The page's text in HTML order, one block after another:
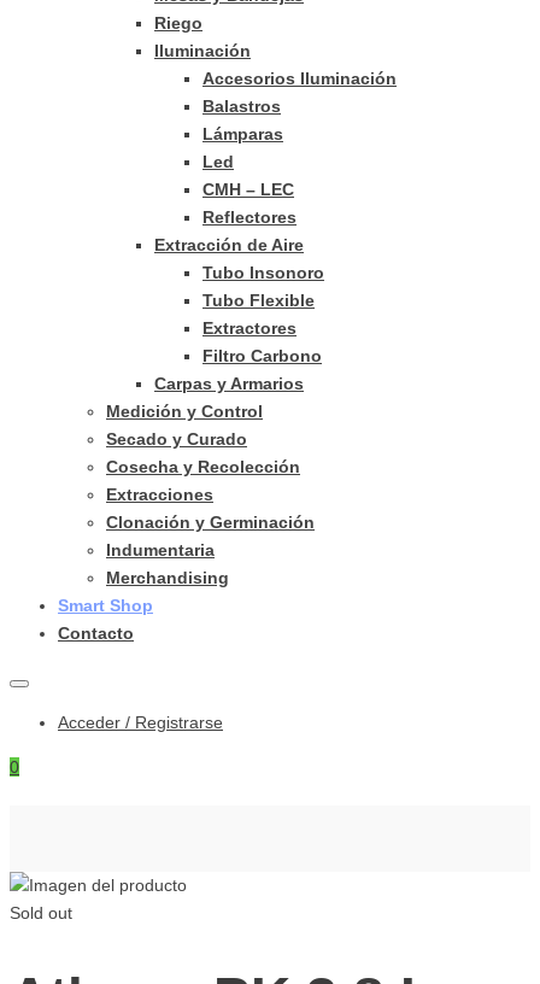
Riego
Iluminación
Accesorios Iluminación
Balastros
Lámparas
Led
CMH – LEC
Reflectores
Extracción de Aire
Tubo Insonoro
Tubo Flexible
Extractores
Filtro Carbono
Carpas y Armarios
Medición y Control
Secado y Curado
Cosecha y Recolección
Extracciones
Clonación y Germinación
Indumentaria
Merchandising
Smart Shop
Contacto
Acceder / Registrarse
0
Sold out